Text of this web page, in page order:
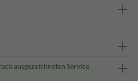
ausgezeichneten Service